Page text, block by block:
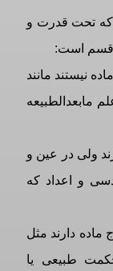
که تحت قدرت و
قسم است:
نیستند مانند
مابعدالطبیعه
ولی در عین و
و اعداد که
دارند مثل
طبیعی یا